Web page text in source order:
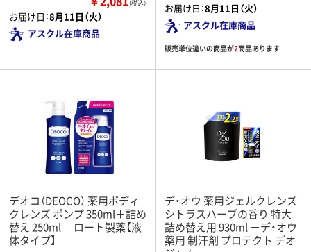
（税込）
お届け日：8月11日（火）
アスクル在庫商品
お届け日：8月11日（火）
アスクル在庫商品
販売単位違いの商品が2商品あります
デオコ（DEOCO） 薬用ボディ
クレンズ ポンプ 350ml＋詰め
替え 250ml ロート製薬【液
体タイプ】
デ・オウ 薬用ジェルクレンズ
シトラスハーブの香り 特大
詰め替え用 930ml ＋デ・オウ
薬用 制汗剤 プロテクト デオ